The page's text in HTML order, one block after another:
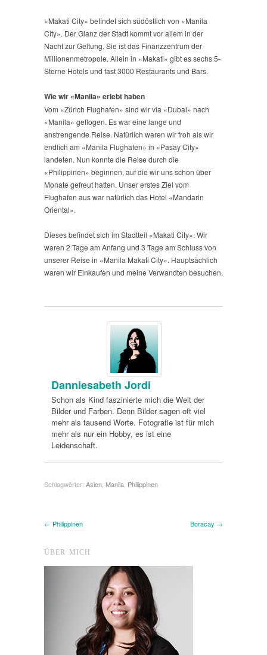
«Makati City» befindet sich südöstlich von «Manila
City». Der Glanz der Stadt kommt vor allem in der
Nacht zur Geltung. Sie ist das Finanzzentrum der
Millionenmetropole. Allein in «Makati» gibt es sechs 5-
Sterne Hotels und fast 3000 Restaurants und Bars.
Wie wir «Manila» erlebt haben
Vom «Zürich Flughafen» sind wir via «Dubai» nach
«Manila» geflogen. Es war eine lange und
anstrengende Reise. Natürlich waren wir froh als wir
endlich am «Manila Flughafen» in «Pasay City»
landeten. Nun konnte die Reise durch die
«Philippinen» beginnen, auf die wir uns schon über
Monate gefreut hatten. Unser erstes Ziel vom
Flughafen aus war natürlich das Hotel «Mandarin
Oriental».
Dieses befindet sich im Stadtteil «Makati City». Wir
waren 2 Tage am Anfang und 3 Tage am Schluss von
unserer Reise in «Manila Makati City». Hauptsächlich
waren wir Einkaufen und meine Verwandten besuchen.
Danniesabeth Jordi
Schon als Kind faszinierte mich die Welt der
Bilder und Farben. Denn Bilder sagen oft viel
mehr als tausend Worte. Fotografie ist für mich
mehr als nur ein Hobby, es ist eine
Leidenschaft.
Schlagwörter: Asien Manila Philippinen
← Philippinen Boracay →
ÜBER MICH